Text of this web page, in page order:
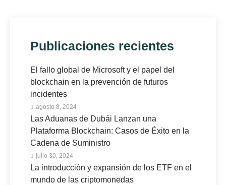
Publicaciones recientes
El fallo global de Microsoft y el papel del
blockchain en la prevención de futuros
incidentes
agosto 8, 2024
Las Aduanas de Dubái Lanzan una
Plataforma Blockchain: Casos de Éxito en la
Cadena de Suministro
julio 30, 2024
La introducción y expansión de los ETF en el
mundo de las criptomonedas